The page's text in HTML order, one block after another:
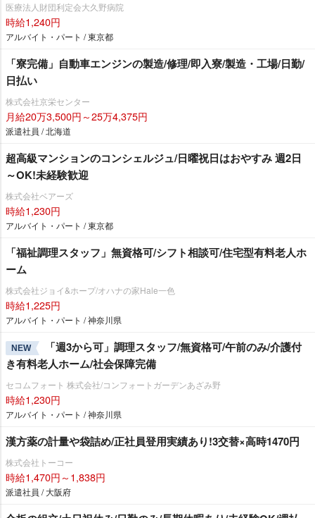
医療法人財団利定会大久野病院
時給1,240円
アルバイト・パート / 東京都
「寮完備」自動車エンジンの製造/修理/即入寮/製造・工場/日勤/
日払い
株式会社京栄センター
月給20万3,500円～25万4,375円
派遣社員 / 北海道
超高級マンションのコンシェルジュ/日曜祝日はおやすみ 週2日
～OK!未経験歓迎
株式会社ベアーズ
時給1,230円
アルバイト・パート / 東京都
「福祉調理スタッフ」無資格可/シフト相談可/住宅型有料老人ホ
ーム
株式会社ジョイ&ホープ/オハナの家Hale一色
時給1,225円
アルバイト・パート / 神奈川県
NEW
「週3から可」調理スタッフ/無資格可/午前のみ/介護付
き有料老人ホーム/社会保障完備
セコムフォート 株式会社/コンフォートガーデンあざみ野
時給1,230円
アルバイト・パート / 神奈川県
漢方薬の計量や袋詰め/正社員登用実績あり!3交替×高時1470円
株式会社トーコー
時給1,470円～1,838円
派遣社員 / 大阪府